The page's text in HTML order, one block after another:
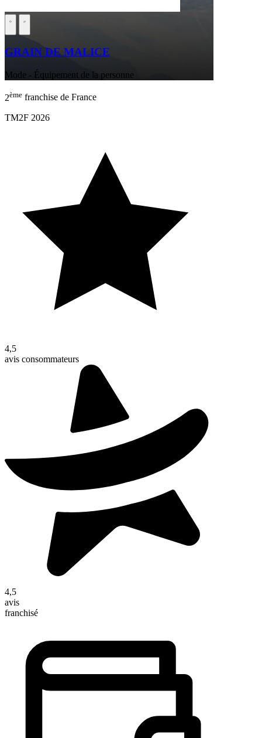
GRAIN DE MALICE
Mode - Équipement de la personne
2ème franchise de France
TM2F 2026
4,5
avis consommateurs
4,5
avis
franchisé